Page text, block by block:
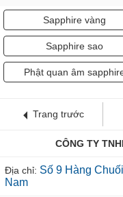
Sapphire vàng
Sapphire sao
Phật quan âm
Trang trước
CÔNG TY
Địa chỉ: Số 9 Hàng
Nam